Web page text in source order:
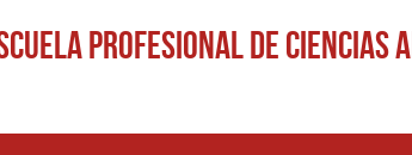
Profesional de Ciencias